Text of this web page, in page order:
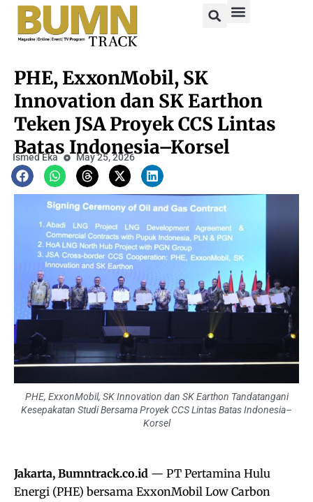
PHE, ExxonMobil, SK
Innovation dan SK Earthon
Teken JSA Proyek CCS Lintas
Batas Indonesia–Korsel
Ismed Eka May 25, 2026
PHE, ExxonMobil, SK Innovation dan SK Earthon Tandatangani
Kesepakatan Studi Bersama Proyek CCS Lintas Batas Indonesia–
Korsel
Jakarta, Bumntrack.co.id — PT Pertamina Hulu
Energi (PHE) bersama ExxonMobil Low Carbon